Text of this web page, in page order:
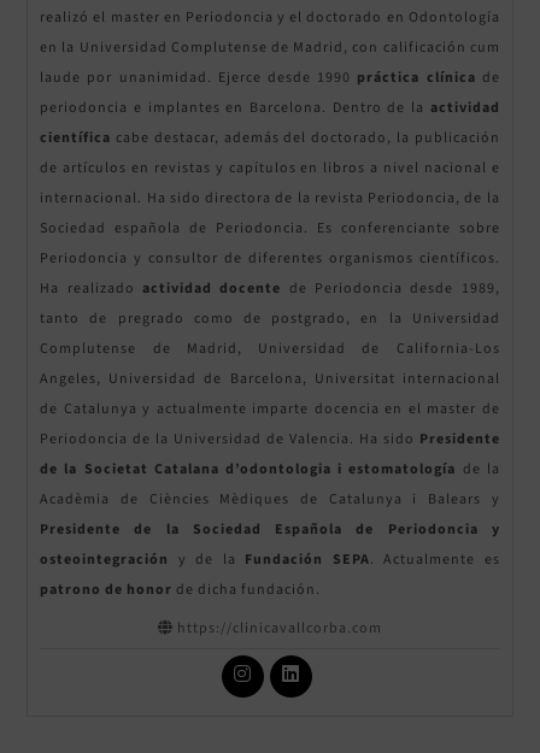
realizó el master en Periodoncia y el doctorado en Odontología
en la Universidad Complutense de Madrid, con calificación cum
laude por unanimidad. Ejerce desde 1990 práctica clínica de
periodoncia e implantes en Barcelona. Dentro de la actividad
científica cabe destacar, además del doctorado, la publicación
de artículos en revistas y capítulos en libros a nivel nacional e
internacional. Ha sido directora de la revista Periodoncia, de la
Sociedad española de Periodoncia. Es conferenciante sobre
Periodoncia y consultor de diferentes organismos científicos.
Ha realizado actividad docente de Periodoncia desde 1989,
tanto de pregrado como de postgrado, en la Universidad
Complutense de Madrid, Universidad de California-Los
Angeles, Universidad de Barcelona, Universitat internacional
de Catalunya y actualmente imparte docencia en el master de
Periodoncia de la Universidad de Valencia. Ha sido Presidente
de la Societat Catalana d’odontologia i estomatología de la
Acadèmia de Ciències Mèdiques de Catalunya i Balears y
Presidente de la Sociedad Española de Periodoncia y
osteointegración y de la Fundación SEPA. Actualmente es
patrono de honor de dicha fundación.
https://clinicavallcorba.com